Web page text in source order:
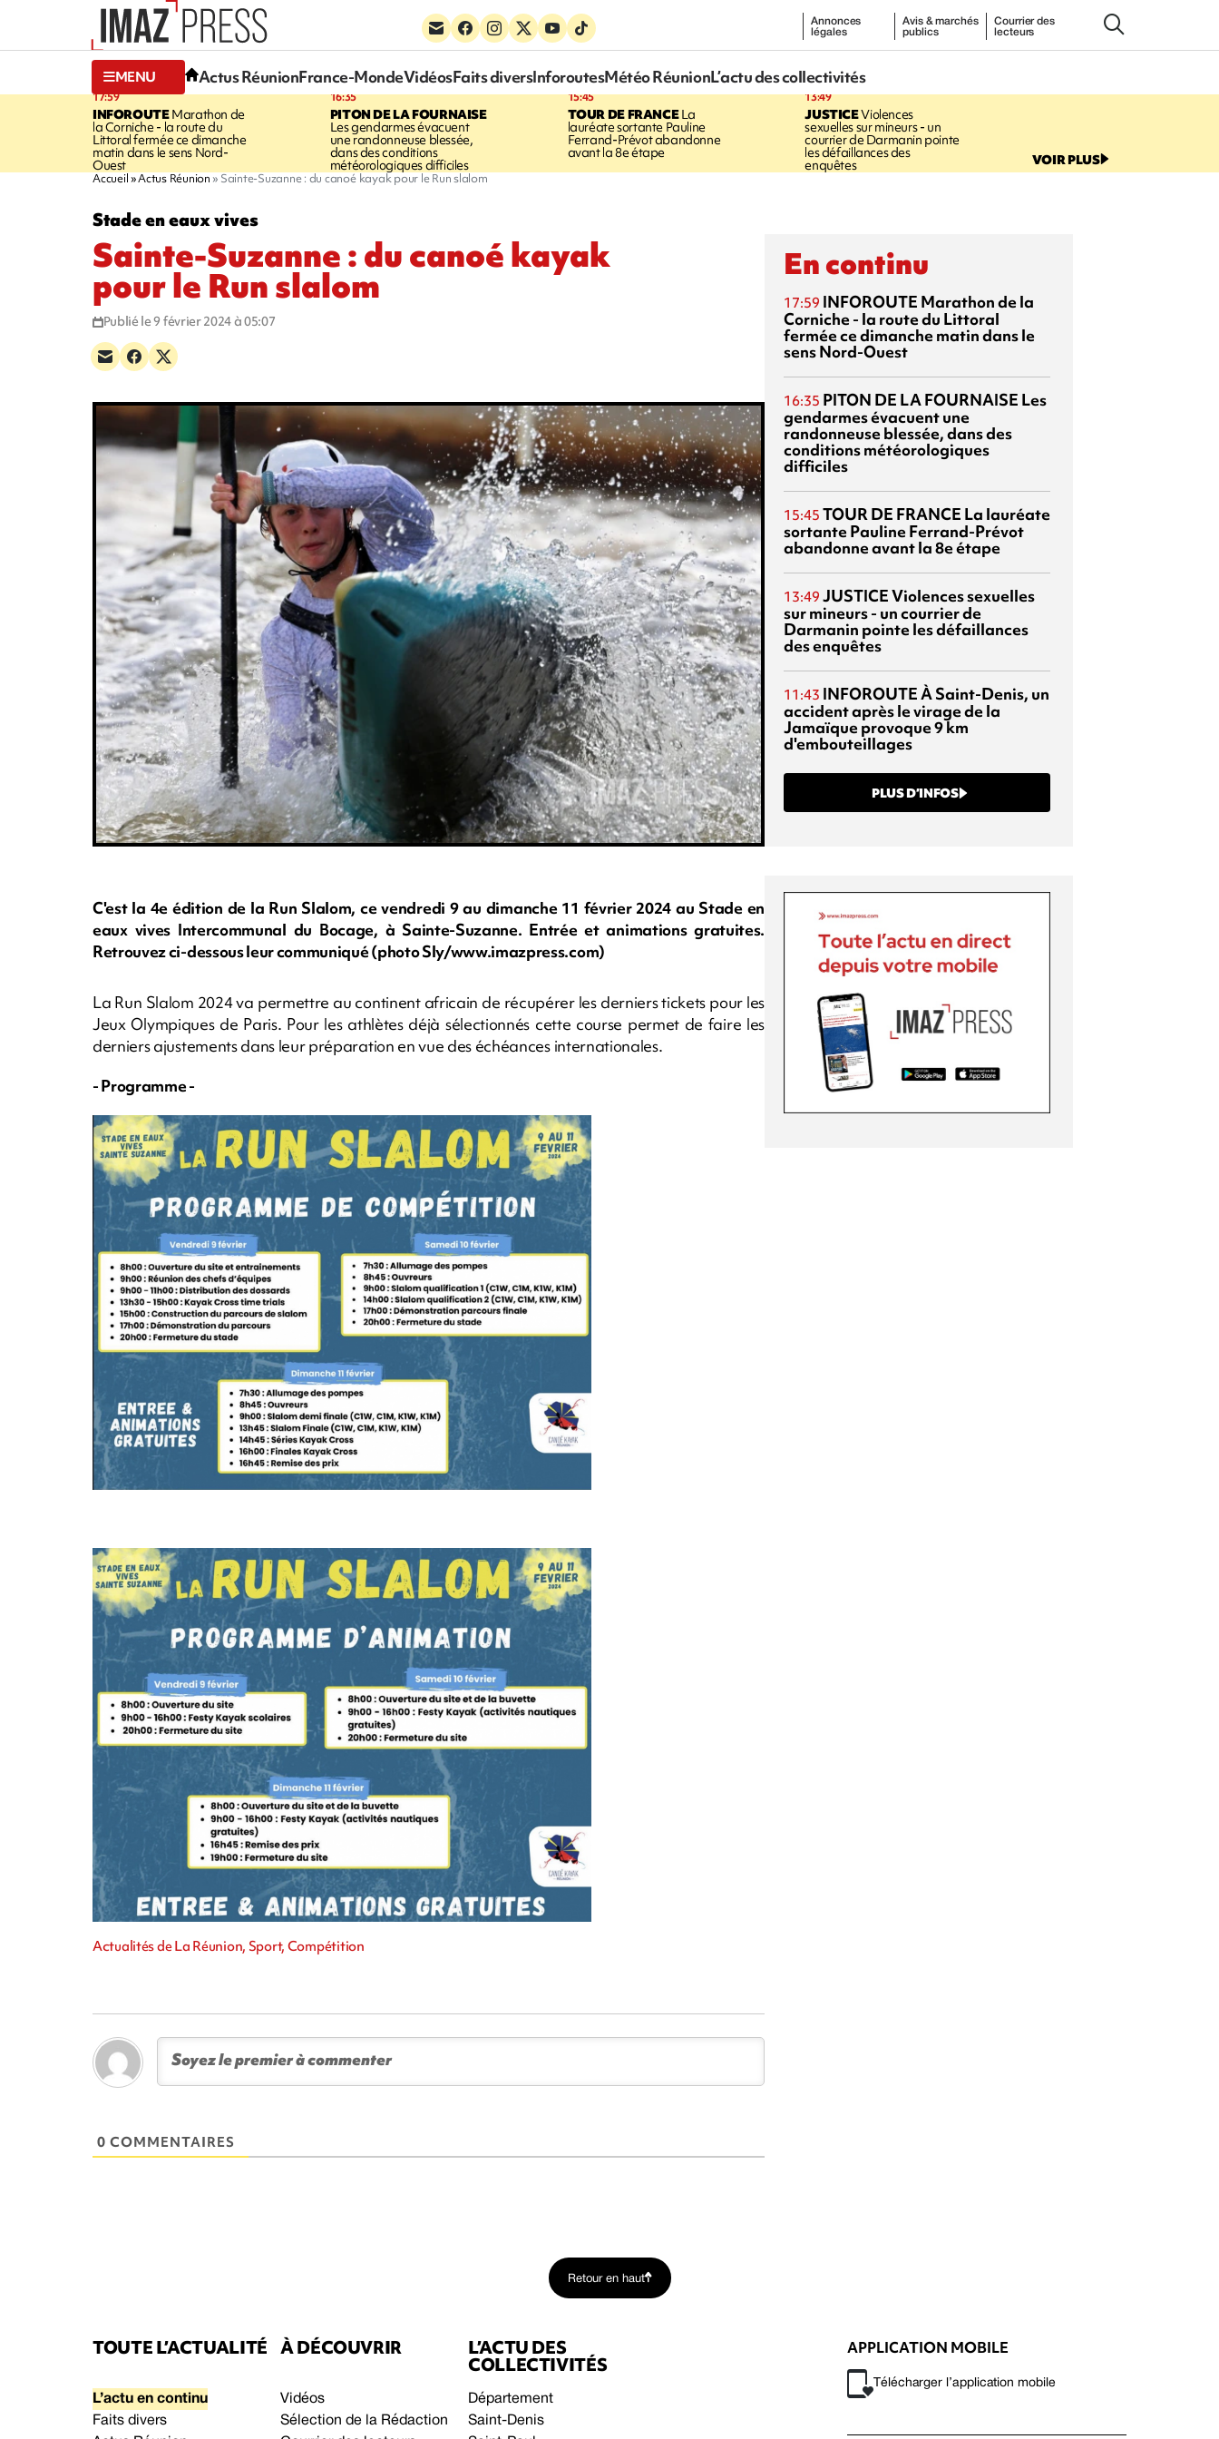
Annonces
légales
Avis & marchés
publics
Courrier des
lecteurs
MENU Actus RéunionFrance-MondeVidéosFaits diversInforoutesMétéo RéunionL’actu des collectivités
17:59
INFOROUTEMarathon de
la Corniche - la route du
Littoral fermée ce dimanche
matin dans le sens Nord-
Ouest
16:35
PITON DE LA FOURNAISE
Les gendarmes évacuent
une randonneuse blessée,
dans des conditions
météorologiques difficiles
15:45
TOUR DE FRANCELa
lauréate sortante Pauline
Ferrand-Prévot abandonne
avant la 8e étape
13:49
JUSTICEViolences
sexuelles sur mineurs - un
courrier de Darmanin pointe
les défaillances des
enquêtes VOIR PLUS
Accueil Actus Réunion Sainte-Suzanne : du canoé kayak pour le Run slalom
Stade en eaux vives
Sainte-Suzanne : du canoé kayak
pour le Run slalom
Publié le 9 février 2024 à 05:07
C'est la 4e édition de la Run Slalom, ce vendredi 9 au dimanche 11 février 2024 au Stade en
eaux vives Intercommunal du Bocage, à Sainte-Suzanne. Entrée et animations gratuites.
Retrouvez ci-dessous leur communiqué (photo Sly/www.imazpress.com)
La Run Slalom 2024 va permettre au continent africain de récupérer les derniers tickets pour les
Jeux Olympiques de Paris. Pour les athlètes déjà sélectionnés cette course permet de faire les
derniers ajustements dans leur préparation en vue des échéances internationales.
- Programme -
Actualités de La Réunion, Sport, Compétition
0 COMMENTAIRES
En continu
17:59 INFOROUTE Marathon de la
Corniche - la route du Littoral
fermée ce dimanche matin dans le
sens Nord-Ouest
16:35 PITON DE LA FOURNAISE Les
gendarmes évacuent une
randonneuse blessée, dans des
conditions météorologiques
difficiles
15:45 TOUR DE FRANCE La lauréate
sortante Pauline Ferrand-Prévot
abandonne avant la 8e étape
13:49 JUSTICEViolences sexuelles
sur mineurs - un courrier de
Darmanin pointe les défaillances
des enquêtes
11:43 INFOROUTEÀ Saint-Denis, un
accident après le virage de la
Jamaïque provoque 9 km
d'embouteillages
PLUS D’INFOS
Retour en haut
TOUTE L’ACTUALITÉ
L’actu en continu
Faits divers
À DÉCOUVRIR
Vidéos
Sélection de la Rédaction
L’ACTU DES
COLLECTIVITÉS
Département
Saint-Denis
APPLICATION MOBILE
Télécharger l’application mobile